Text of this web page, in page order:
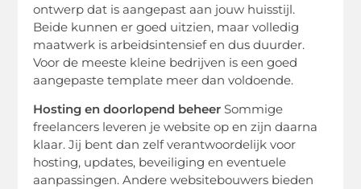
ontwerp dat is aangepast aan jouw huisstijl.
Beide kunnen er goed uitzien, maar volledig
maatwerk is arbeidsintensief en dus duurder.
Voor de meeste kleine bedrijven is een goed
aangepaste template meer dan voldoende.
Hosting en doorlopend beheer Sommige
freelancers leveren je website op en zijn daarna
klaar. Jij bent dan zelf verantwoordelijk voor
hosting, updates, beveiliging en eventuele
aanpassingen. Andere websitebouwers bieden